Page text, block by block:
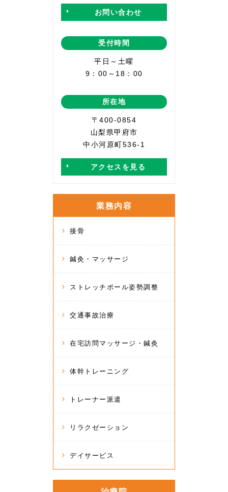
お問い合わせ
受付時間
平日～土曜
9：00～18：00
所在地
〒400-0854
山梨県甲府市
中小河原町536-1
アクセスを見る
業務内容
接骨
鍼灸・マッサージ
ストレッチポール姿勢調整
交通事故治療
在宅訪問マッサージ・鍼灸
体幹トレーニング
トレーナー派遣
リラクゼーション
デイサービス